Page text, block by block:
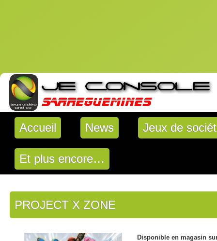
Accueil News Jeux de
Et plus encore…
PROJECT X ZONE
Disponible en magasin